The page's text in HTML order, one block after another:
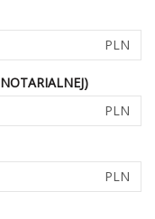
PLN
PLN
PLN